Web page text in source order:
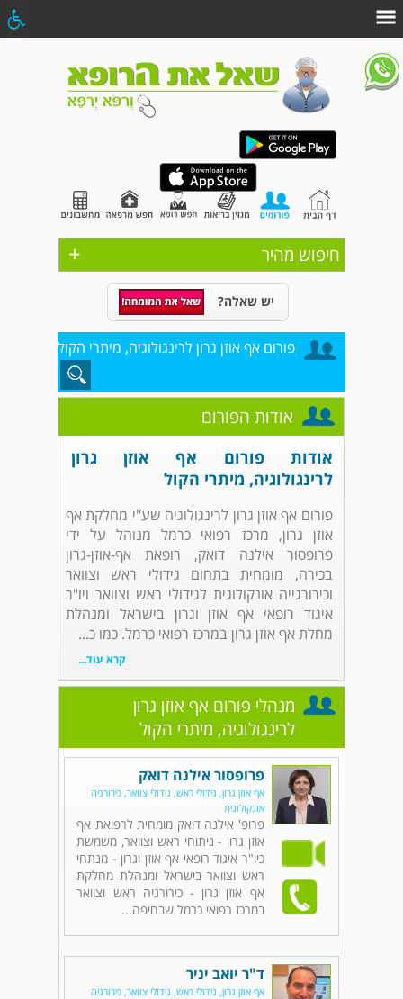
+ חיפוש מהיר
יש שאלה?
פורום אף אוזן גרון לרינגולוגיה, מיתרי הקול
אודות הפורום
אודות פורום אף אוזן גרון
לרינגולוגיה, מיתרי הקול
פורום אף אוזן גרון לרינגולוגיה שע"י מחלקת אף
אוזן גרון, מרכז רפואי כרמל מנוהל על ידי
פרופסור אילנה דואק, רופאת אף-אוזן-גרון
בכירה, מומחית בתחום גידולי ראש וצוואר
וכירורגייה אונקולוגית לגידולי ראש וצוואר ויו"ר
איגוד רופאי אף אוזן וגרון בישראל ומנהלת
מחלת אף אוזן גרון במרכז רפואי כרמל. כמו כ...
קרא עוד...
מנהלי פורום אף אוזן גרון
לרינגולוגיה, מיתרי הקול
פרופסור אילנה דואק
אף אוזן גרון, גידולי ראש, גידולי צוואר, כירורגיה
אונקולוגית
פרופ' אילנה דואק מומחית לרפואת אף
אוזן גרון - ניתוחי ראש וצוואר, משמשת
כיו"ר איגוד רופאי אף אוזן וגרון - מנתחי
ראש וצוואר בישראל ומנהלת מחלקת
אף אוזן גרון - כירורגיה ראש וצוואר
במרכז רפואי כרמל שבחיפה...
ד"ר יואב יניר
אף אוזן גרון, גידולי ראש, גידולי צוואר, כירורגיה